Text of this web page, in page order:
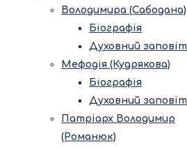
Володимира (Сабодана)
Біографія
Духовний заповіт
Мефодія (Кудрякова)
Біографія
Духовний заповіт
Патріарх Володимир
(Романюк)